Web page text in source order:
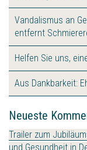
Vandalismus an
entfernt
Helfen Sie uns,
Aus Dankbarkeit:
Neueste
Trailer zum
und Gesundheit in